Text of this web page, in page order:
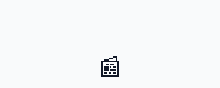
📰